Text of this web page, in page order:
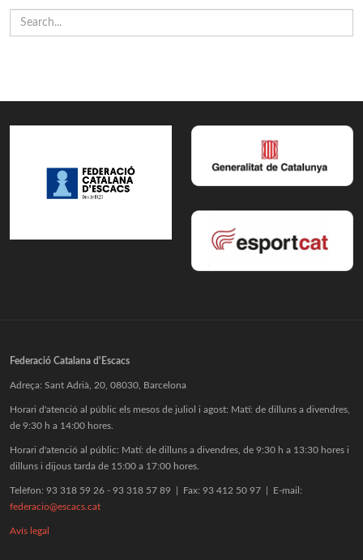
Federació Catalana d'Escacs
Adreça: Sant Adrià, 20, 08030, Barcelona
Horari d'atenció al públic els mesos de juliol i agost: Matí: de dilluns a divendres,
de 9:30 h a 14:00 hores.
Horari d'atenció al públic: Matí: de dilluns a divendres, de 9:30 h a 13:30 hores i
dilluns i dijous tarda de 15:00 a 17:00 hores.
Telèfon: 93 318 59 26 - 93 318 57 89 | Fax: 93 412 50 97 | E-mail:
federacio@escacs.cat
Avís legal